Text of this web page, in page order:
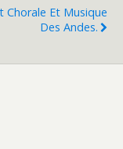
Chorale Et Musique
Des Andes.